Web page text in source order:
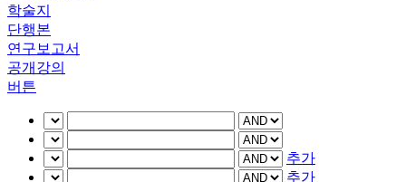
학술지
단행본
연구보고서
공개강의
버튼
추가
추가